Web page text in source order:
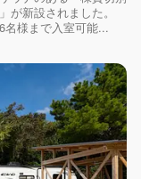
が新設されました。
名様まで入室可能...